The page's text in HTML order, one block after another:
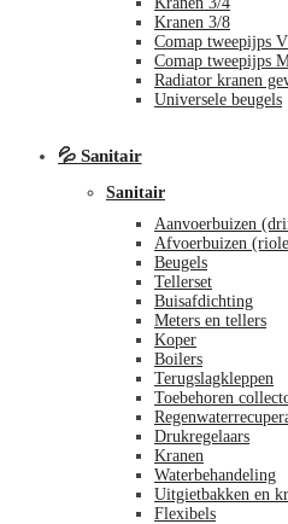
Kranen 3/8
Comap tweepijps
Comap tweepijps
Radiator kranen
Universele beugels
💦 Sanitair
Sanitair
Aanvoerbuizen
Afvoerbuizen
Beugels
Tellerset
Buisafdichting
Meters en tellers
Koper
Boilers
Terugslagkleppen
Toebehoren
Drukregelaars
Kranen
Waterbehandeling
Uitgietbakken en
Flexibels